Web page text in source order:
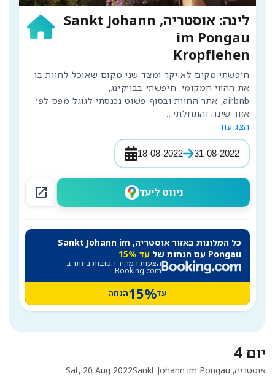
לינה: אוסטריה, Sankt Johann
im Pongau
Kropflehen
חיפשתי מקום לא יקר ומצד שני מקום שאוכל לחוות בו
airbnb, אתר החוות ובסוף פשוט נכנסתי לגוגל מפס לפי
אזור שינה והתחלתי...
הצג עוד
18-08-2022 31-08-2022
open_in_new ניווט ליעד
כל המלונות באזור אוסטריה, Sankt Johann im
Pongau עם הנחות של
עד 15%
הצעות המחיר הטובות ביותר ב-
Booking.com
עד15%הנחה
יום 4
Sat, 20 Aug 2022 אוסטריה, Sankt Johann im Pongau